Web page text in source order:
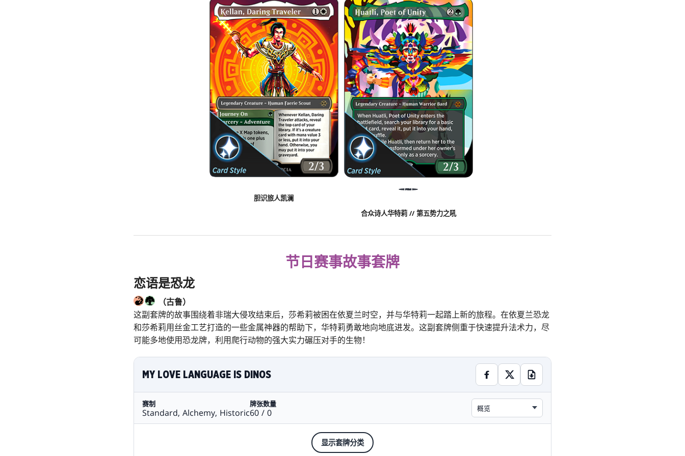
胆识旅人凯澜
合众诗人华特莉 // 第五势力之吼
节日赛事故事套牌
恋语是恐龙
（古鲁）
这副套牌的故事围绕着非瑞大侵攻结束后，莎希莉被困在依夏兰时空，并与华特莉一起踏上新的旅程。在依夏兰恐龙
和莎希莉用丝金工艺打造的一些金属神器的帮助下，华特莉勇敢地向地底进发。这副套牌侧重于快速提升法术力，尽
可能多地使用恐龙牌，利用爬行动物的强大实力碾压对手的生物！
MY LOVE LANGUAGE IS DINOS
赛制
Standard, Alchemy, Historic
牌张数量
60 / 0 概览
显示套牌分类